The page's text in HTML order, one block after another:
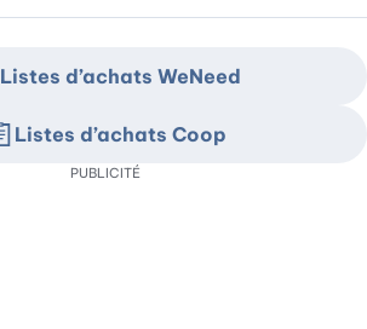
Listes d’achats WeNeed
Listes d’achats Coop
PUBLICITÉ